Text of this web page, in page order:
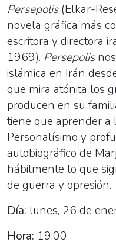
Persepolis(Elkar-
novela gráfica más
escritora y directora
1969). Persepolis
islámica en Irán
que mira atónita los
producen en su
tiene que aprender
Personalísimo y
autobiográfico de
hábilmente lo que
de guerra y opresión.
Día: lunes, 26 de
Hora: 19:00